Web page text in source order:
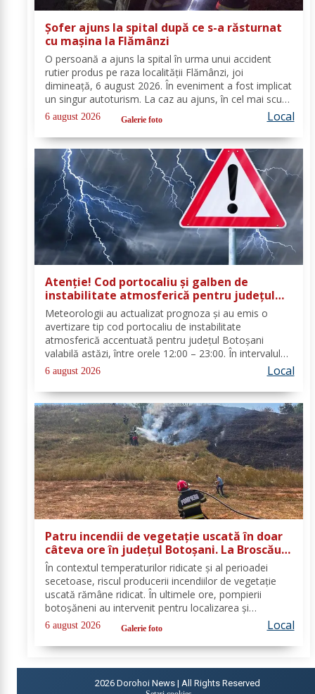
Șofer ajuns la spital după ce s-a răsturnat
cu mașina la Flămânzi
O persoană a ajuns la spital în urma unui accident
rutier produs pe raza localității Flămânzi, joi
dimineață, 6 august 2026. În eveniment a fost implicat
un singur autoturism. La caz au ajuns, în cel mai scurt
timp, pompierii din cadrul Punctului de Lucru Flămânzi,
cu o autospecială de stingere și...
6 august 2026 Galerie foto Local
Atenție! Cod portocaliu și galben de
instabilitate atmosferică pentru județul
Botoșani
Meteorologii au actualizat prognoza și au emis o
avertizare tip cod portocaliu de instabilitate
atmosferică accentuată pentru județul Botoșani
valabilă astăzi, între orele 12:00 – 23:00. În intervalul
menționat vor fi perioade cu instabilitate atmosferică
accentuată ce se va manifesta prin...
6 august 2026 Local
Patru incendii de vegetație uscată în doar
câteva ore în județul Botoșani. La Broscăuți
a ars un hectar de vegetație
În contextul temperaturilor ridicate și al perioadei
secetoase, riscul producerii incendiilor de vegetație
uscată rămâne ridicat. În ultimele ore, pompierii
botoșăneni au intervenit pentru localizarea și
lichidarea a patru incendii de vegetație uscată,
produse în următoarele localități: Broscăuți –...
6 august 2026 Galerie foto Local
2026 Dorohoi News | All Rights Reserved